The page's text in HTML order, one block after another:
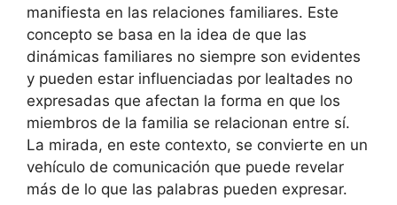
manifiesta en las relaciones familiares. Este
concepto se basa en la idea de que las
dinámicas familiares no siempre son evidentes
y pueden estar influenciadas por lealtades no
expresadas que afectan la forma en que los
miembros de la familia se relacionan entre sí.
La mirada, en este contexto, se convierte en un
vehículo de comunicación que puede revelar
más de lo que las palabras pueden expresar.